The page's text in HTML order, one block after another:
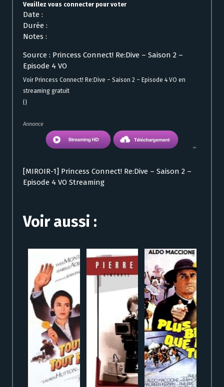
Veuillez vous connecter pour voter
Date :
Durée :
Notes :
Source : Princess Connect! Re:Dive – Saison 2 –
Episode 4 VO
Voir Princess Connect! Re:Dive – Saison 2 – Episode 4 VO en
streaming gratuit
{}
Annonce
[MIROIR-1] Princess Connect! Re:Dive – Saison 2 –
Episode 4 VO Streaming
Voir aussi :